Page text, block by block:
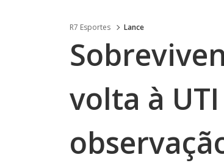
R7 Esportes Lance
volta à